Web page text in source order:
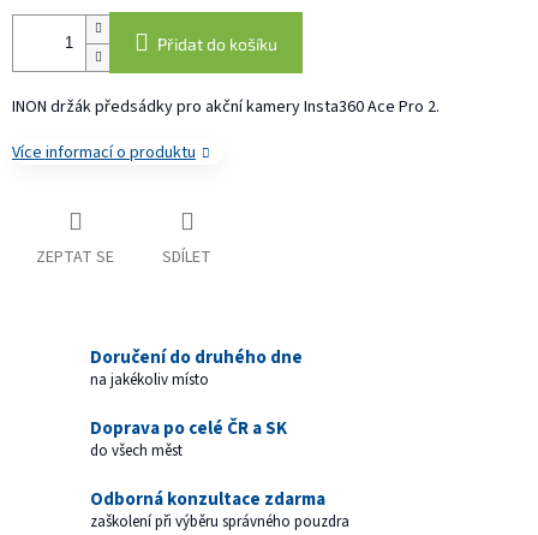
Měrná
Přidat do košíku
INON držák předsádky pro akční kamery Insta360 Ace Pro 2.
Více informací o produktu
ZEPTAT SE SDÍLET
Doručení do druhého dne
na jakékoliv místo
Doprava po celé ČR a SK
do všech měst
Odborná konzultace zdarma
zaškolení při výběru správného pouzdra